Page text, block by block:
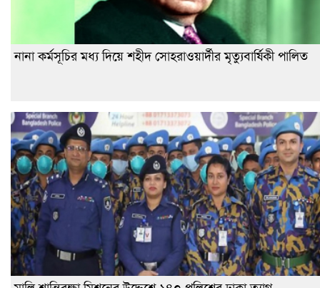
নানা কর্মসূচির মধ্য দিয়ে শহীদ সোহরাওয়ার্দীর মৃত্যুবার্ষিকী পালিত